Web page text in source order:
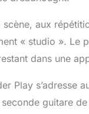
scène, aux
« studio ».
dans une
Play s’adresse
guitare de